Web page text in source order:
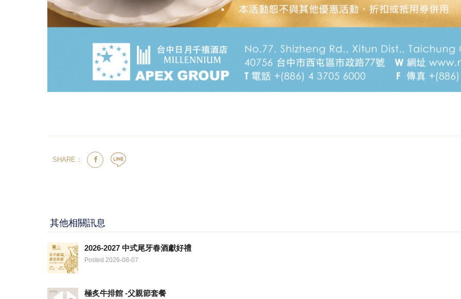
SHARE：
其他相關訊息
2026-2027 中式尾牙春酒獻好禮
Posted 2026-08-07
極炙牛排館 -父親節套餐